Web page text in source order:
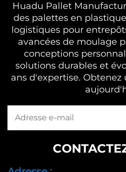
Huadu Pallet
des palettes en
logistiques pour
avancées de moulage
conceptions
solutions durables et
ans d'expertise.